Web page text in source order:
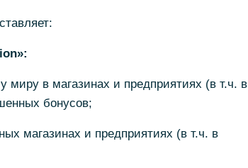
миру в магазинах и предприятиях (в т.ч. в
бонусов;
магазинах и предприятиях (в т.ч. в